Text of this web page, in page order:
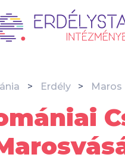
Erdély Maros